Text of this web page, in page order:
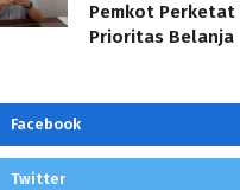
Pemkot Perketat
Prioritas Belanja
Facebook
Twitter